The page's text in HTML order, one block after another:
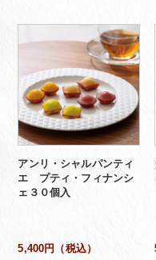
アンリ・シャルパンティ
エ プティ・フィナンシ
ェ３０個入
5,400円（税込）